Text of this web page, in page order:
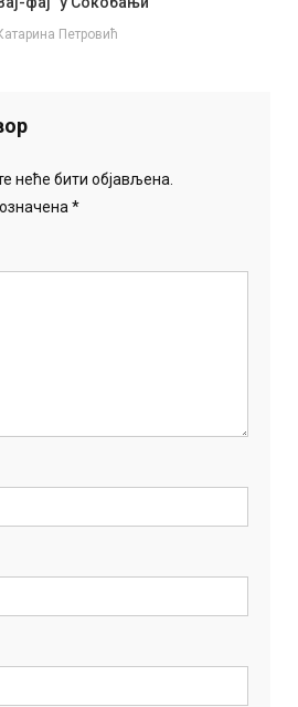
Петровић
неће бити објављена.
*